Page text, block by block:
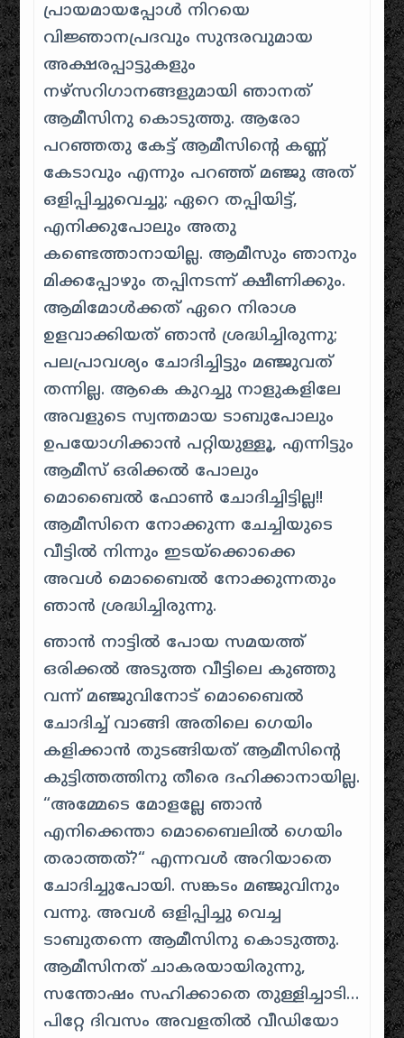
പ്രായമായപ്പോൾ നിറയെ
വിജ്ഞാനപ്രദവും സുന്ദരവുമായ
അക്ഷരപ്പാട്ടുകളും
നഴ്സറിഗാനങ്ങളുമായി ഞാനത്
ആമീസിനു കൊടുത്തു. ആരോ
പറഞ്ഞതു കേട്ട് ആമീസിന്റെ കണ്ണ്
കേടാവും എന്നും പറഞ്ഞ് മഞ്ജു അത്
ഒളിപ്പിച്ചുവെച്ചു; ഏറെ തപ്പിയിട്ട്,
എനിക്കുപോലും അതു
കണ്ടെത്താനായില്ല. ആമീസും ഞാനും
മിക്കപ്പോഴും തപ്പിനടന്ന് ക്ഷീണിക്കും.
ആമിമോൾക്കത് ഏറെ നിരാശ
ഉളവാക്കിയത് ഞാൻ ശ്രദ്ധിച്ചിരുന്നു;
പലപ്രാവശ്യം ചോദിച്ചിട്ടും മഞ്ജുവത്
തന്നില്ല. ആകെ കുറച്ചു നാളുകളിലേ
അവളുടെ സ്വന്തമായ ടാബുപോലും
ഉപയോഗിക്കാൻ പറ്റിയുള്ളൂ, എന്നിട്ടും
ആമീസ് ഒരിക്കൽ പോലും
മൊബൈൽ ഫോൺ ചോദിച്ചിട്ടില്ല!!
ആമീസിനെ നോക്കുന്ന ചേച്ചിയുടെ
വീട്ടിൽ നിന്നും ഇടയ്ക്കൊക്കെ
അവൾ മൊബൈൽ നോക്കുന്നതും
ഞാൻ ശ്രദ്ധിച്ചിരുന്നു.
ഞാൻ നാട്ടിൽ പോയ സമയത്ത്
ഒരിക്കൽ അടുത്ത വീട്ടിലെ കുഞ്ഞു
വന്ന് മഞ്ജുവിനോട് മൊബൈൽ
ചോദിച്ച് വാങ്ങി അതിലെ ഗെയിം
കളിക്കാൻ തുടങ്ങിയത് ആമീസിന്റെ
കുട്ടിത്തത്തിനു തീരെ ദഹിക്കാനായില്ല.
“അമ്മേടെ മോളല്ലേ ഞാൻ
എനിക്കെന്താ മൊബൈലിൽ ഗെയിം
തരാത്തത്?“ എന്നവൾ അറിയാതെ
ചോദിച്ചുപോയി. സങ്കടം മഞ്ജുവിനും
വന്നു. അവൾ ഒളിപ്പിച്ചു വെച്ച
ടാബുതന്നെ ആമീസിനു കൊടുത്തു.
ആമീസിനത് ചാകരയായിരുന്നു,
സന്തോഷം സഹിക്കാതെ തുള്ളിച്ചാടി…
പിറ്റേ ദിവസം അവളതിൽ വീഡിയോ